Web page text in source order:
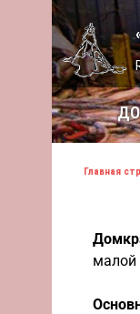
Главная
малой